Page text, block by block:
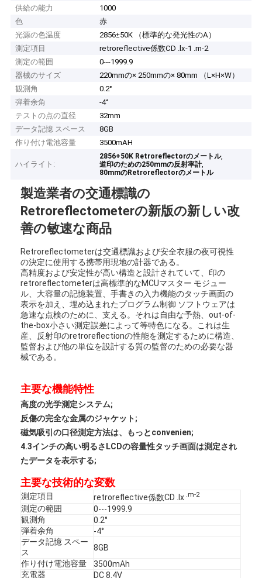
供給の能力
1000
色
赤
光源の色温度
2856±50K （標準的な発光性のA）
測定項目
retroreflective係数CD .lx-1 .m-2
測定の範囲
0---1999.9
器械のサイズ
220mmの× 250mmの× 80mm （L×H×W）
観測角
0.2°
弾着余角
-4°
テストの点の直径
32mm
データ記憶 スペース
8GB
作り付け電池容量
3500mAH
ハイライト:
2856+50K Retroreflectorのメートル,
道印のための250mmの反射率計,
80mmのRetroreflectorのメートル
製造業者の交通標識の
Retroreflectometerの新版の新しい改
善の敏速な商品
Retroreflectometerは交通標識および安全衣服の夜可視性
の決定に使用する携帯用現地の計器である。
高精度および安定性が高い構造と設計されていて、印の
retroreflectometerは高標準的なMCUマスター モジュー
ル、大容量の記憶装置、手書きの入力機能のタッチ画面の
表示を加え、埋め込まれたプログラム制御 ソフトウェアは
急速な点検のために、支える。それは自由な予熱、out-of-
the-box小さい測定誤差によって等特色になる。これは生
産、反射印のretroreflectionの性能を測定するために構造、
監督および他の単位を設計する質の監督のための必要な器
械である。
主要な機能特性
高度の光学測定システム;
反傷の完全な金属のジャケット;
磁気吸引の口径測定方法は、もっとconvenien;
4.3インチの高い明るさLCDの容量性タッチ画面は測定され
たデータを表示する;
主要な技術的な変数
測定項目 retroreflective係数CD .lx .m-2
測定の範囲
0---1999.9
観測角
0.2°
弾着余角
-4°
データ記憶 スペー
ス
8GB
作り付け電池容量
3500mAh
充電器
DC 8.4V